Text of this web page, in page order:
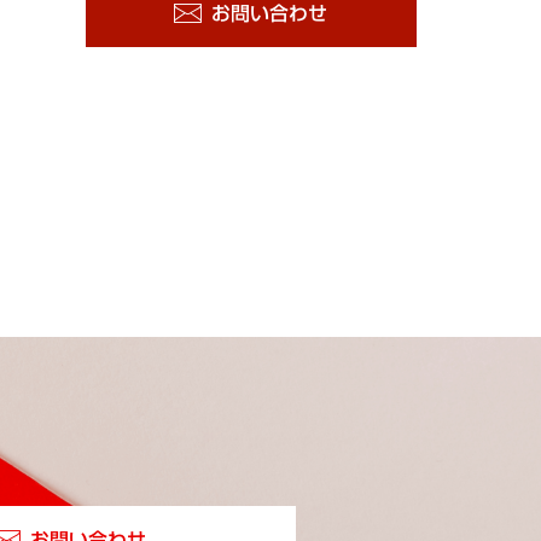
お問い合わせ